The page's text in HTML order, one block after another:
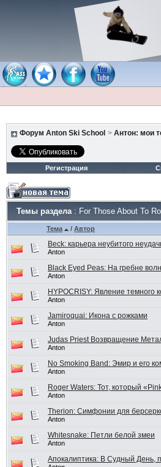
Форум Anton Ski School > Антон: мои
Регистрация
Темы раздела: For Those About To
Тема / Автор
Beck: карьера неубитого
Anton
Black Eyed Peas: На гребне
Anton
HYPOCRISY: Явление темного
Anton
Jamiroquai: Икона с рожками
Anton
Judas Priest Возвращение
Anton
No Smoking Band: Эмир и его
Anton
Roger Waters: Тот, который
Anton
Therion: Симфонии для
Anton
Whitesnake: Петли белой змеи
Anton
Апокалиптика: В Судный День,